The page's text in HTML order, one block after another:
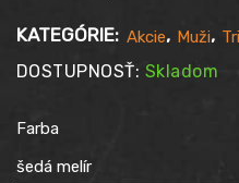
KATEGÓRIE: Akcie, Muži,
DOSTUPNOSŤ: Skladom
Farba